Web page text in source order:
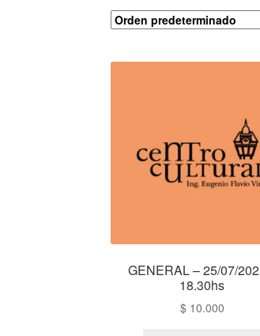
GENERAL – 25/07/
18.30hs
$10.000